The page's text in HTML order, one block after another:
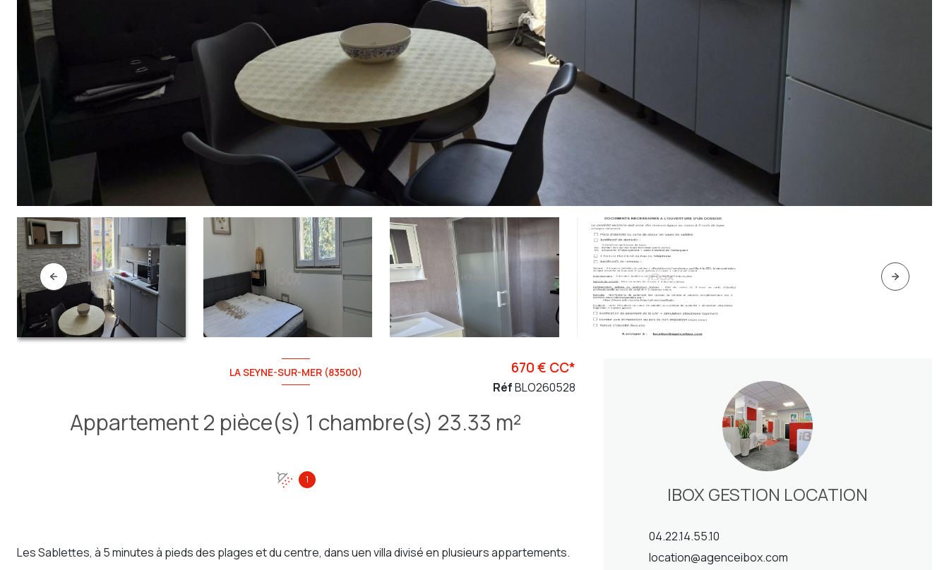
LA SEYNE-SUR-MER (83500)
Appartement 2 pièce(s) 1 chambre(s) 23.33 m²
1
670 € CC*
RéfBLO260528
Les Sablettes, à 5 minutes à pieds des plages et du centre, dans uen villa divisé en plusieurs appartements.
IBOX GESTION LOCATION
04.22.14.55.10
location@agenceibox.com